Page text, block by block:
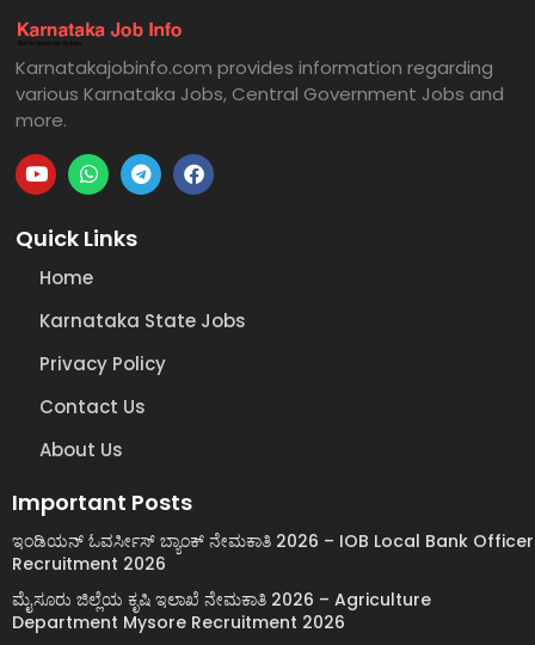
Karnatakajobinfo.com provides information regarding
various Karnataka Jobs, Central Government Jobs and
more.
Quick Links
Home
Karnataka State Jobs
Privacy Policy
Contact Us
About Us
Important Posts
ಇಂಡಿಯನ್ ಓವರ್ಸೀಸ್ ಬ್ಯಾಂಕ್ ನೇಮಕಾತಿ 2026 – IOB Local Bank Officer
Recruitment 2026
ಮೈಸೂರು ಜಿಲ್ಲೆಯ ಕೃಷಿ ಇಲಾಖೆ ನೇಮಕಾತಿ 2026 – Agriculture
Department Mysore Recruitment 2026